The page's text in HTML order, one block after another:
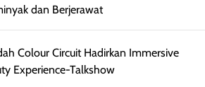
dan Berjerawat
Colour Circuit Hadirkan Immersive
Experience-Talkshow